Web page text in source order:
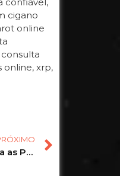
cigano
online
online, xrp,
O Baralho Cigano Responde o Tarot Revela as Previsões de junho! #tarot #tarotonline #tarotgratis 79